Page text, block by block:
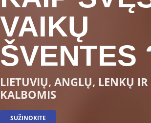
VAIKŲ
ŠVENTES
LIETUVIŲ, ANGLŲ, LENKŲ IR
KALBOMIS
SUŽINOKITE